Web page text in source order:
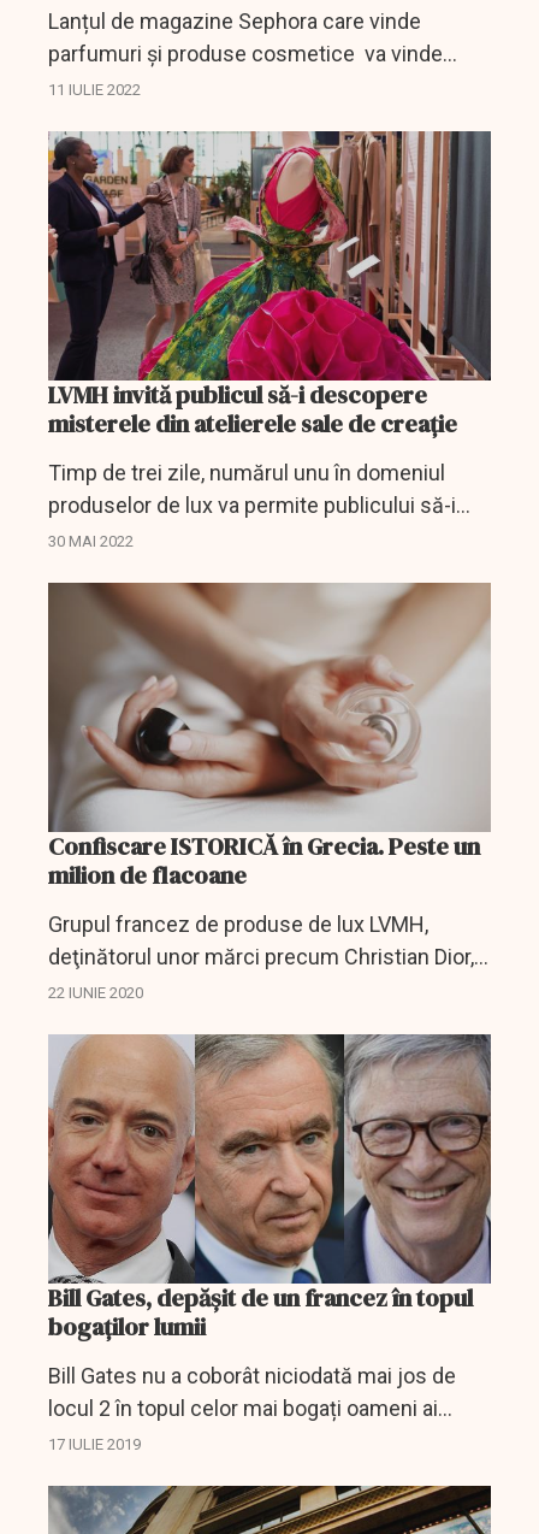
Lanțul de magazine Sephora care vinde
parfumuri și produse cosmetice va vinde
toate cele 88 de buticuri Ile de Beauté din
LVMH, din care face parte...
11 IULIE 2022
LVMH invită publicul să-i descopere
misterele din atelierele sale de creație
Timp de trei zile, numărul unu în domeniul
produselor de lux va permite publicului să-i
cunoască secretele.
30 MAI 2022
Confiscare ISTORICĂ în Grecia. Peste un
milion de flacoane
Grupul francez de produse de lux LVMH,
deţinătorul unor mărci precum Christian Dior,
Guerlain sau Givenchy, a anunţat luni o
flacoane de parfum...
22 IUNIE 2020
Bill Gates, depășit de un francez în topul
bogaților lumii
Bill Gates nu a coborât niciodată mai jos de
locul 2 în topul celor mai bogați oameni ai
lumii, în ultimii 7 ani. Însă în urmă cu o zi,
Arnault.
17 IULIE 2019